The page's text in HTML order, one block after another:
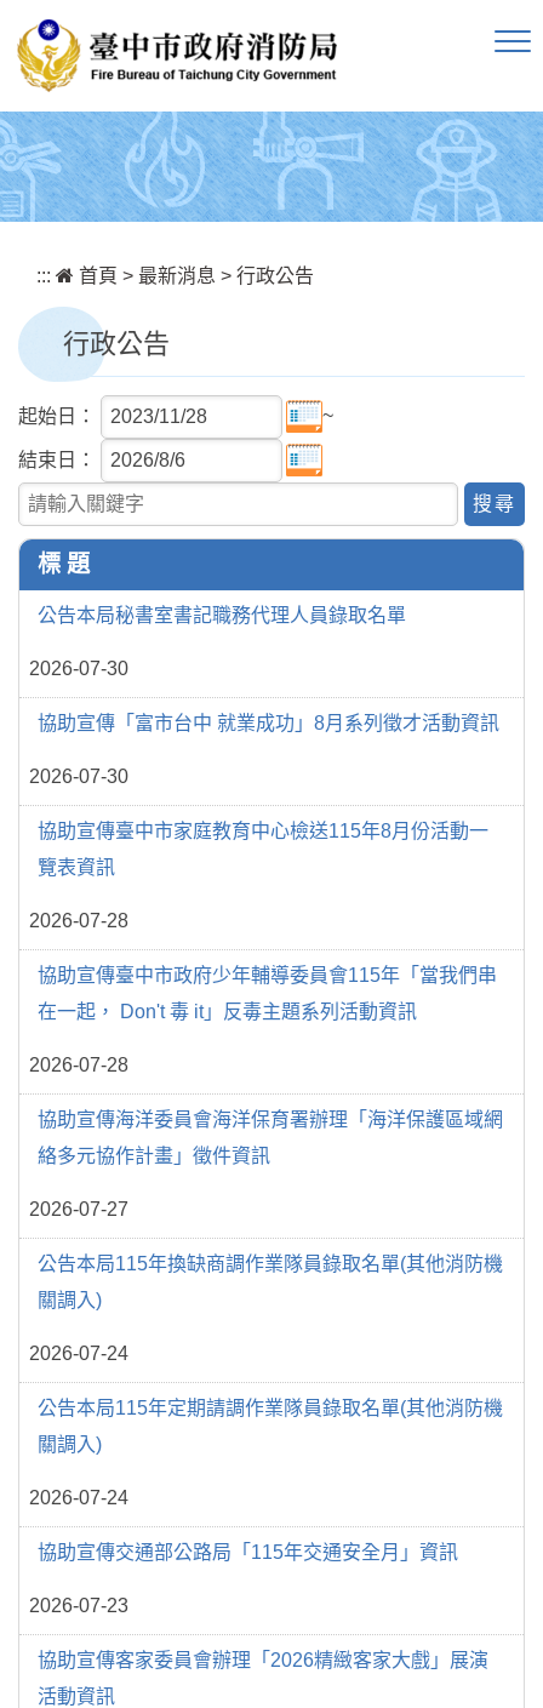
::: 首頁 > 最新消息 > 行政公告
行政公告
起始日： ~
結束日：
關鍵字查詢
標 題
公告本局秘書室書記職務代理人員錄取名單
2026-07-30
協助宣傳「富市台中 就業成功」8月系列徵才活動資訊
2026-07-30
協助宣傳臺中市家庭教育中心檢送115年8月份活動一
覽表資訊
2026-07-28
協助宣傳臺中市政府少年輔導委員會115年「當我們串
在一起， Don't 毒 it」反毒主題系列活動資訊
2026-07-28
協助宣傳海洋委員會海洋保育署辦理「海洋保護區域網
絡多元協作計畫」徵件資訊
2026-07-27
公告本局115年換缺商調作業隊員錄取名單(其他消防機
關調入)
2026-07-24
公告本局115年定期請調作業隊員錄取名單(其他消防機
關調入)
2026-07-24
協助宣傳交通部公路局「115年交通安全月」資訊
2026-07-23
協助宣傳客家委員會辦理「2026精緻客家大戲」展演
活動資訊